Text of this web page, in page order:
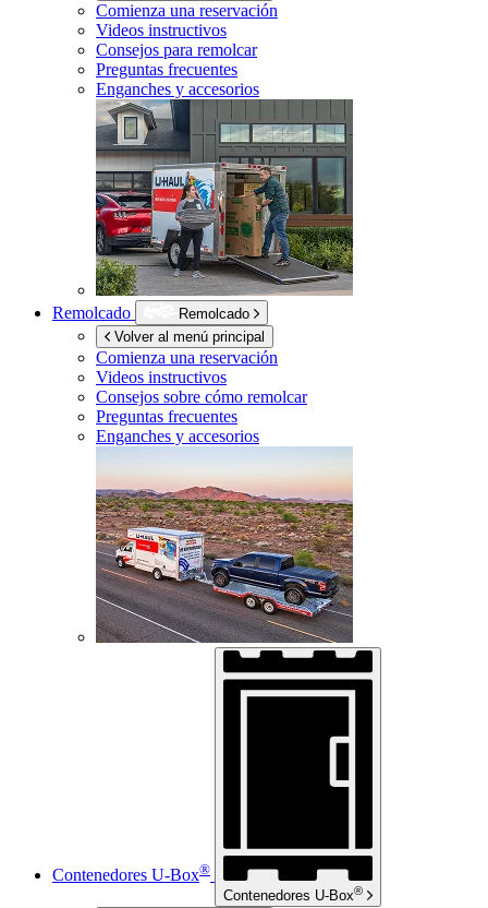
Comienza una reservación
Videos instructivos
Consejos para remolcar
Preguntas frecuentes
Enganches y accesorios
Remolcado
Remolcado
Volver al menú principal
Comienza una reservación
Videos instructivos
Consejos sobre cómo remolcar
Preguntas frecuentes
Enganches y accesorios
Contenedores U-Box®
Contenedores U-Box®